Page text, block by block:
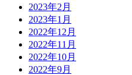
2023年2月
2023年1月
2022年12月
2022年11月
2022年10月
2022年9月